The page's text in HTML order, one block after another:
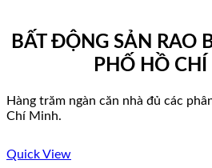
BẤT ĐỘNG SẢN RAO
PHỐ HỒ
Hàng trăm ngàn căn nhà đủ các
Chí Minh.
Quick View